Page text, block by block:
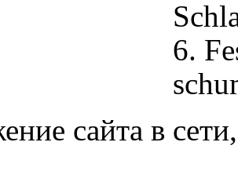
6.
сайта в